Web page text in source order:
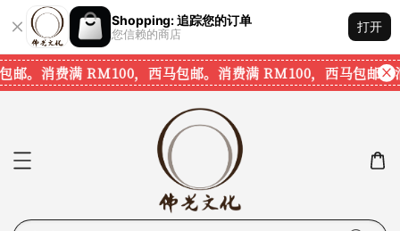
Shopping: 追踪您的订单
您信赖的商店
打开
邮。 消费满 RM100，西马包邮。 消费满 RM100，西马包邮。